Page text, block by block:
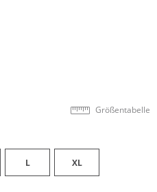
Größentabelle
L XL